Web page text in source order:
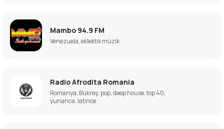
Mambo 94.9 FM
Venezuela, eklektik müzik
Radio Afrodita Romania
Romanya, Bükreş, pop, deep house, top 40,
yunanca, latince